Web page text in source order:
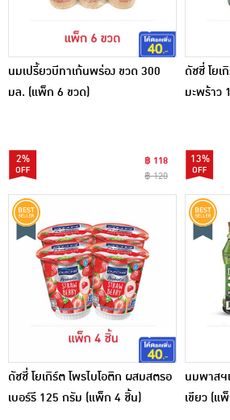
นมเปรี้ยวบีทาเก้นพร่อง ขวด 300
มล. (แพ็ก 6 ขวด)
2%
฿ 118
฿ 120
ดัชชี่ โยเ
มะพร้าว
13%
ดัชชี่ โยเกิร์ต โพรไบโอติก ผสมสตรอ
เบอร์รี 125 กรัม (แพ็ก 4 ชิ้น)
นมพาสฯ
เขียว (แ